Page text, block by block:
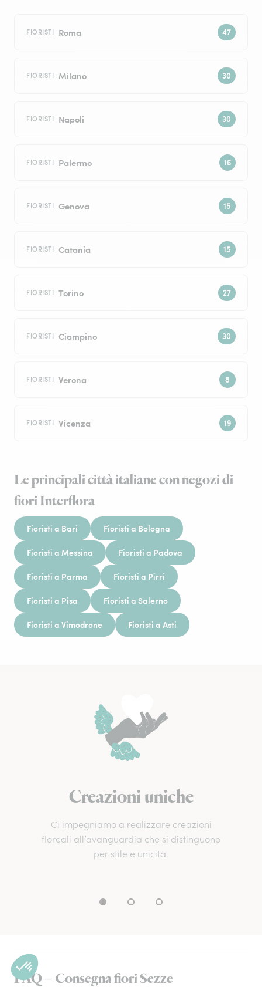
FIORISTI Roma
FIORISTI Milano
FIORISTI Napoli
FIORISTI Palermo
FIORISTI Genova
FIORISTI Catania
FIORISTI Torino
FIORISTI Ciampino
FIORISTI Verona
FIORISTI Vicenza
Le principali città italiane con negozi di
fiori Interflora
Fioristi a Bari Fioristi a Bologna
Fioristi a Messina Fioristi a Padova
Fioristi a Parma Fioristi a Pirri
Fioristi a Pisa Fioristi a Salerno
Fioristi a Vimodrone Fioristi a Asti
Creazioni uniche
Ci impegniamo a realizzare creazioni
floreali all’avanguardia che si distinguono
per stile e unicità.
FAQ – Consegna fiori Sezze